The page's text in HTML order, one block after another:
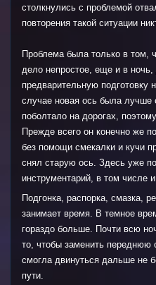
столкнулись с проблемой
повторения такой ситуации
Проблема была только в том,
дело непростое, еще и в
предварительную
случае новая ось была лучше
поболтало на дорогах,
Прежде всего он конечно же
без помощи смекалки и кучи
снял старую ось. Здесь уже
инструментарий, в том числе
Подгонка, распорка, смазка,
занимает время. В темное
гораздо больше. Почти всю
то, чтобы заменить переднюю
смогла двинуться дальше не
пути.